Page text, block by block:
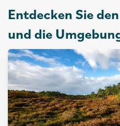
Entdecken Sie
und die